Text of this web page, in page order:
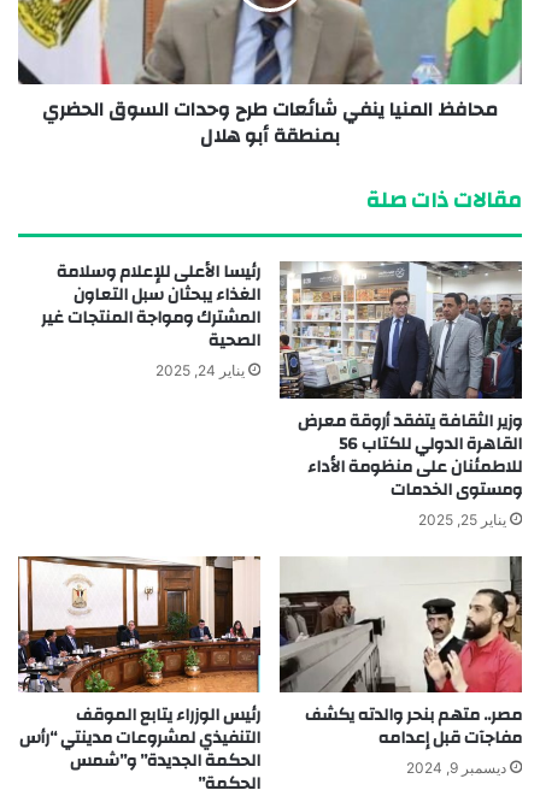
محافظ المنيا ينفي شائعات طرح وحدات السوق الحضري
بمنطقة أبو هلال
مقالات ذات صلة
وزير الثقافة يتفقد أروقة معرض
القاهرة الدولي للكتاب 56
للاطمئنان على منظومة الأداء
ومستوى الخدمات
يناير 25, 2025
رئيسا الأعلى للإعلام وسلامة
الغذاء يبحثان سبل التعاون
المشترك ومواجة المنتجات غير
الصحية
يناير 24, 2025
مصر.. متهم بنحر والدته يكشف
مفاجآت قبل إعدامه
ديسمبر 9, 2024
رئيس الوزراء يتابع الموقف
التنفيذي لمشروعات مدينتي “رأس
الحكمة الجديدة” و”شمس
الحكمة”